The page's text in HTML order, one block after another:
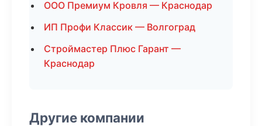
ООО Премиум Кровля — Краснодар
ИП Профи Классик — Волгоград
Строймастер Плюс Гарант —
Краснодар
Другие компании